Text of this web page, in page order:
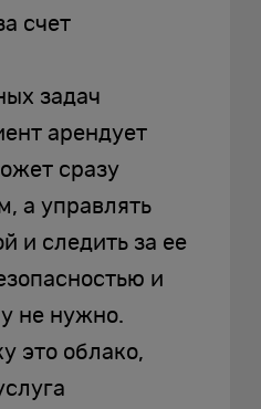
счет
задач
арендует
сразу
а управлять
и следить за ее
и
не нужно.
это облако,